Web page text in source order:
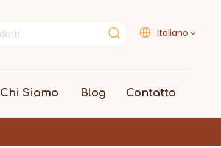
Italiano
Chi Siamo Blog Contatto